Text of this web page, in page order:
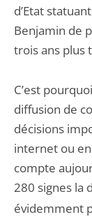
d’Etat
Benjamin de
trois ans plus
C’est
diffusion de
décisions
internet ou
compte
280 signes la
évidemment